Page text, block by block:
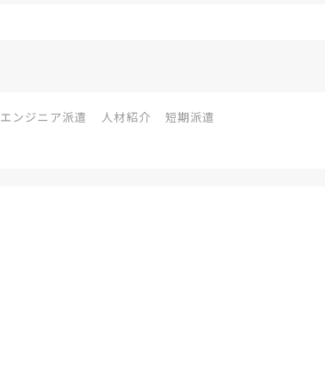
エンジニア派遣 人材紹介
短期派遣